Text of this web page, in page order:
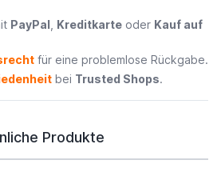
PayPal Kreditkarteoder Kauf auf
für eine problemlose Rückgabe.
bei Trusted Shops.
Produkte